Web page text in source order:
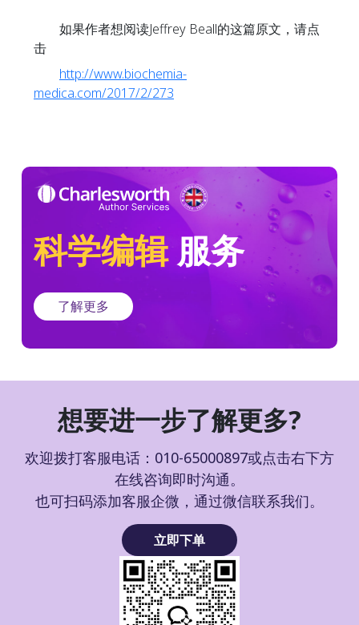
如果作者想阅读Jeffrey Beall的这篇原文，请点
击
http://www.biochemia-
medica.com/2017/2/273
科学编辑服务
了解更多
想要进一步了解更多?
欢迎拨打客服电话：010-65000897或点击右下方
在线咨询即时沟通。
也可扫码添加客服企微，通过微信联系我们。
立即下单